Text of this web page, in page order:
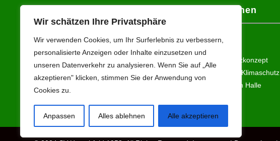
Wir schätzen Ihre Privatsphäre
Wir verwenden Cookies, um Ihr Surferlebnis zu verbessern,
personalisierte Anzeigen oder Inhalte einzusetzen und
unseren Datenverkehr zu analysieren. Wenn Sie auf „Alle
akzeptieren" klicken, stimmen Sie der Anwendung von
Cookies zu.
Anpassen Alles ablehnen Alle akzeptieren
Informationen
> Hygieneschutzkonzept
> Hausordnung/Klimaschutz
> Belegungsplan Halle